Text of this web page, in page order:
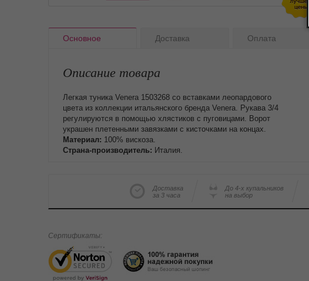
Основное Доставка Оплата
Описание товара
Легкая туника Venera 1503268 со вставками леопардового
цвета из коллекции итальянского бренда Venera. Рукава 3/4
регулируются в помощью хлястиков с пуговицами. Ворот
украшен плетенными завязками с кисточками на концах.
Материал: 100% вискоза.
Страна-производитель: Италия.
Доставка
за 3 часа
До 4-х купальников
на выбор
Сертификаты: